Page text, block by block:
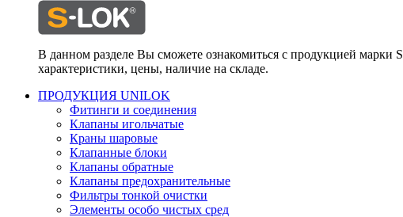
В данном разделе Вы сможете ознакомиться с продукцией
характеристики, цены, наличие на складе.
ПРОДУКЦИЯ UNILOK
Фитинги и соединения
Клапаны игольчатые
Краны шаровые
Клапанные блоки
Клапаны обратные
Клапаны предохранительные
Фильтры тонкой очистки
Элементы особо чистых сред